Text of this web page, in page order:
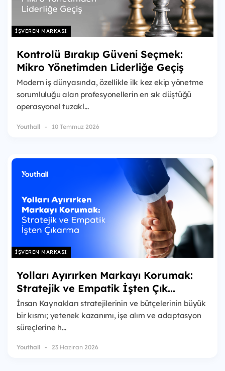
İŞVEREN MARKASI
Kontrolü Bırakıp Güveni Seçmek:
Mikro Yönetimden Liderliğe Geçiş
Modern iş dünyasında, özellikle ilk kez ekip yönetme
sorumluluğu alan profesyonellerin en sık düştüğü
operasyonel tuzakl...
Youthall 10 Temmuz 2026
İŞVEREN MARKASI
Yolları Ayırırken Markayı Korumak:
Stratejik ve Empatik İşten Çık...
İnsan Kaynakları stratejilerinin ve bütçelerinin büyük
bir kısmı; yetenek kazanımı, işe alım ve adaptasyon
süreçlerine h...
Youthall 23 Haziran 2026